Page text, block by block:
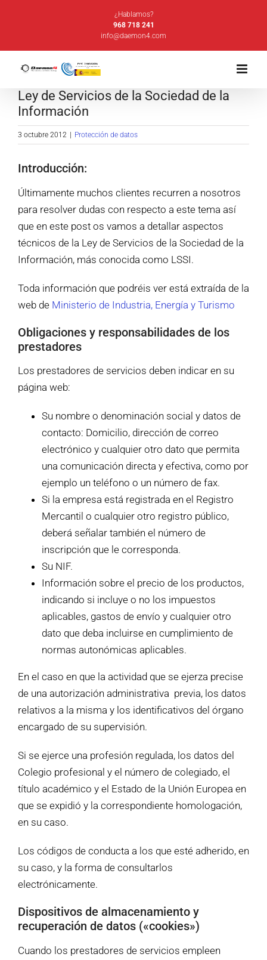
¿Hablamos?
968 718 241
info@daemon4.com
Ley de Servicios de la Sociedad de la
Información
3 octubre 2012 Protección de datos
Introducción:
Últimamente muchos clientes recurren a nosotros
para resolver dudas con respecto a este tema así
que en este post os vamos a detallar aspectos
técnicos de la Ley de Servicios de la Sociedad de la
Información, más conocida como LSSI.
Toda información que podréis ver está extraída de la
web de Ministerio de Industria, Energía y Turismo
Obligaciones y responsabilidades de los
prestadores
Los prestadores de servicios deben indicar en su
página web:
Su nombre o denominación social y datos de
contacto: Domicilio, dirección de correo
electrónico y cualquier otro dato que permita
una comunicación directa y efectiva, como por
ejemplo un teléfono o un número de fax.
Si la empresa está registrada en el Registro
Mercantil o cualquier otro registro público,
deberá señalar también el número de
inscripción que le corresponda.
Su NIF.
Información sobre el precio de los productos,
indicando si incluye o no los impuestos
aplicables, gastos de envío y cualquier otro
dato que deba incluirse en cumplimiento de
normas autonómicas aplicables.
En el caso en que la actividad que se ejerza precise
de una autorización administrativa previa, los datos
relativos a la misma y los identificativos del órgano
encargado de su supervisión.
Si se ejerce una profesión regulada, los datos del
Colegio profesional y el número de colegiado, el
título académico y el Estado de la Unión Europea en
que se expidió y la correspondiente homologación,
en su caso.
Los códigos de conducta a los que esté adherido, en
su caso, y la forma de consultarlos
electrónicamente.
Dispositivos de almacenamiento y
recuperación de datos («cookies»)
Cuando los prestadores de servicios empleen